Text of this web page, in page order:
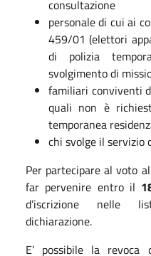
consultazione
personale di cui ai
459/01 (elettori
di polizia
svolgimento di
familiari conviventi
quali non è
temporanea
chi svolge il servizio
Per partecipare al voto
far pervenire entro il
d’iscrizione nelle
dichiarazione.
E’ possibile la revoca